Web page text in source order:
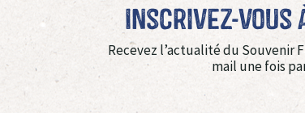
Inscrivez-vous
Recevez l’actualité du Souvenir
mail une fois